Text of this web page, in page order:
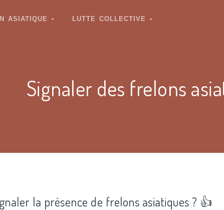
ASIATIQUE LUTTE COLLECTIVE
Signaler des frelons
la présence de frelons asiatiques ? 👍